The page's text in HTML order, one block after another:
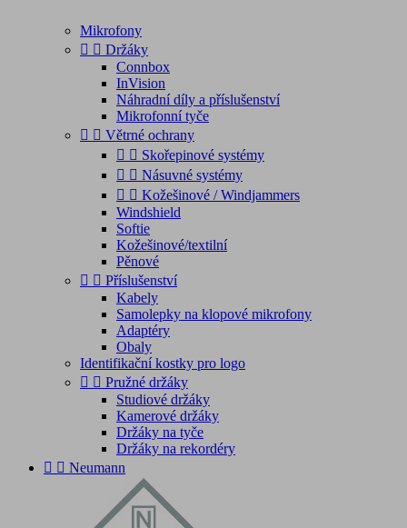
Mikrofony
  Držáky
Connbox
InVision
Náhradní díly a příslušenství
Mikrofonní tyče
  Větrné ochrany
  Skořepinové systémy
  Násuvné systémy
  Kožešinové / Windjammers
Windshield
Softie
Kožešinové/textilní
Pěnové
  Příslušenství
Kabely
Samolepky na klopové mikrofony
Adaptéry
Obaly
Identifikační kostky pro logo
  Pružné držáky
Studiové držáky
Kamerové držáky
Držáky na tyče
Držáky na rekordéry
  Neumann